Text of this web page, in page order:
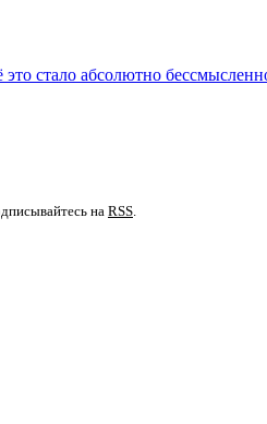
стало абсолютно
на RSS.